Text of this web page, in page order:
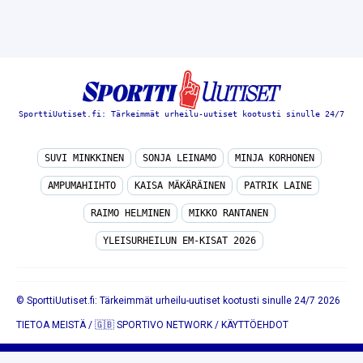
SporttiUutiset.fi: Tärkeimmät urheilu-uutiset kootusti sinulle 24/7
SUVI MINKKINEN SONJA LEINAMO MINJA KORHONEN
AMPUMAHIIHTO KAISA MÄKÄRÄINEN PATRIK LAINE
RAIMO HELMINEN MIKKO RANTANEN
YLEISURHEILUN EM-KISAT 2026
© SporttiUutiset.fi: Tärkeimmät urheilu-uutiset kootusti sinulle 24/7 2026
TIETOA MEISTÄ/ 🇬🇧 SPORTIVO NETWORK / KÄYTTÖEHDOT